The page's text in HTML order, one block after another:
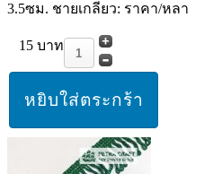
3.5ซม. ชายเกลียว: ราคา/หลา
15 บาท